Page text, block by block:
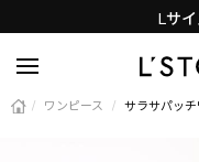
Lサ
/ ワンピース / サラサパッ